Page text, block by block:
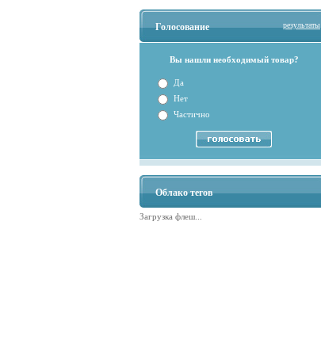
Голосование результаты
Вы нашли необходимый товар?
Да
Нет
Частично
Облако тегов
Загрузка флеш...